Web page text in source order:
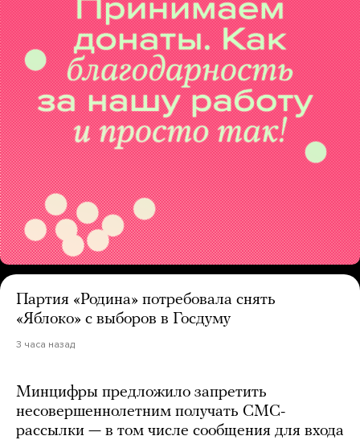
Партия «Родина» потребовала снять
«Яблоко» с выборов в Госдуму
3 часа назад
Минцифры предложило запретить
несовершеннолетним получать СМС-
рассылки — в том числе сообщения для входа